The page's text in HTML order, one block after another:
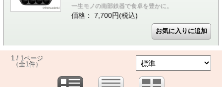
一生モノの南部鉄器で食卓を豊かに。
価格： 7,700円(税込)
1 / 1ページ
（全1件）